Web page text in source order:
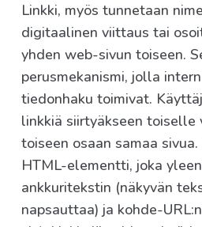
Linkki, myös tunnetaan
digitaalinen viittaus tai
yhden web-sivun toiseen.
perusmekanismi, jolla
tiedonhaku toimivat.
linkkiä siirtyäkseen toiselle
toiseen osaan samaa
HTML-elementti, joka
ankkuritekstin (näkyvän
napsauttaa) ja kohde-